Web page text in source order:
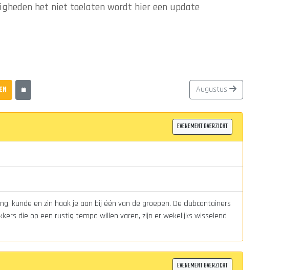
het niet toelaten wordt hier een update
Augustus
EVENEMENT OVERZICHT
kunde en zin haak je aan bij één van de groepen. De clubcontainers
die op een rustig tempo willen varen, zijn er wekelijks wisselend
EVENEMENT OVERZICHT